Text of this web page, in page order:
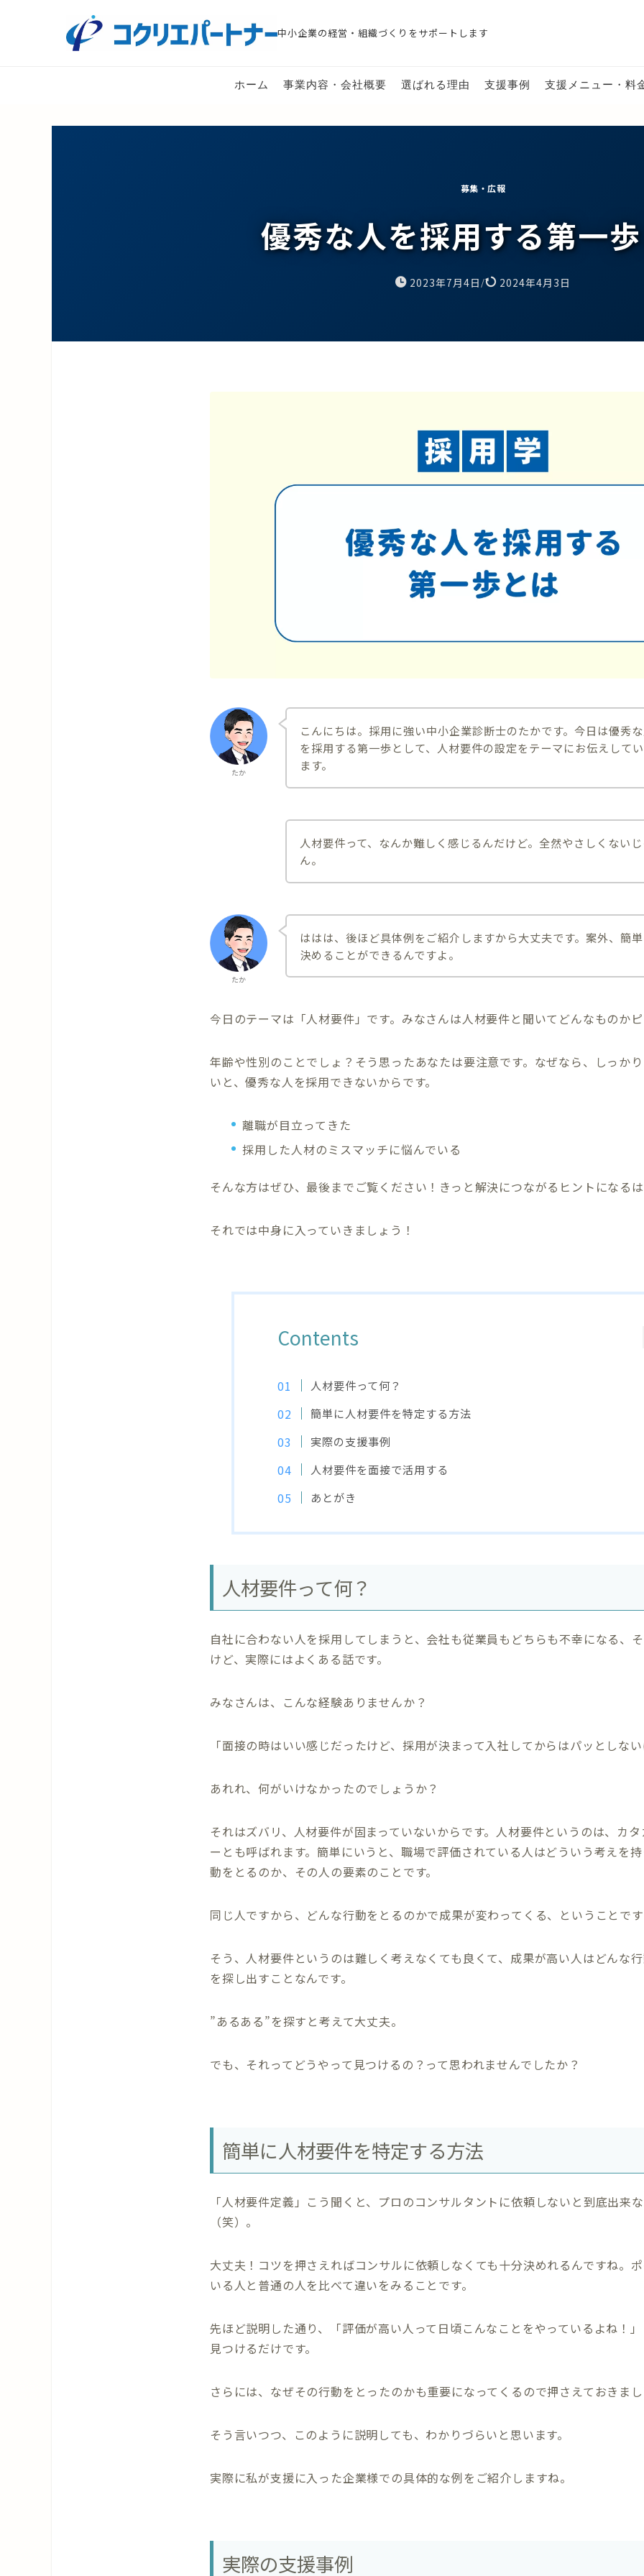
中小企業の経営・組織づくりをサポートします
ホーム 事業内容・会社概要 選ばれる理由 支援事例 支援メニュー・料
募集・広報
優秀な人を採用する第一
2023年7月4日 / 2024年4月3日
たか
こんにちは。採用に強い中小企業診断士のたかです。今日は優秀
を採用する第一歩として、人材要件の設定をテーマにお伝えして
ます。
人材要件って、なんか難しく感じるんだけど。全然やさしくないじ
ん。
たか
ははは、後ほど具体例をご紹介しますから大丈夫です。案外、簡
決めることができるんですよ。
今日のテーマは「人材要件」です。みなさんは人材要件と聞いてどんなものか
年齢や性別のことでしょ？そう思ったあなたは要注意です。なぜなら、しっか
いと、優秀な人を採用できないからです。
離職が目立ってきた
採用した人材のミスマッチに悩んでいる
そんな方はぜひ、最後までご覧ください！きっと解決につながるヒントになるは
それでは中身に入っていきましょう！
Contents
人材要件って何？
簡単に人材要件を特定する方法
実際の支援事例
人材要件を面接で活用する
あとがき
人材要件って何？
自社に合わない人を採用してしまうと、会社も従業員もどちらも不幸になる、
けど、実際にはよくある話です。
みなさんは、こんな経験ありませんか？
「面接の時はいい感じだったけど、採用が決まって入社してからはパッとしない
あれれ、何がいけなかったのでしょうか？
それはズバリ、人材要件が固まっていないからです。人材要件というのは、カ
ーとも呼ばれます。簡単にいうと、職場で評価されている人はどういう考えを
動をとるのか、その人の要素のことです。
同じ人ですから、どんな行動をとるのかで成果が変わってくる、ということです
そう、人材要件というのは難しく考えなくても良くて、成果が高い人はどんな
を探し出すことなんです。
”あるある”を探すと考えて大丈夫。
でも、それってどうやって見つけるの？って思われませんでしたか？
簡単に人材要件を特定する方法
「人材要件定義」こう聞くと、プロのコンサルタントに依頼しないと到底出来
（笑）。
大丈夫！コツを押さえればコンサルに依頼しなくても十分決めれるんですね。
いる人と普通の人を比べて違いをみることです。
先ほど説明した通り、「評価が高い人って日頃こんなことをやっているよね！
見つけるだけです。
さらには、なぜその行動をとったのかも重要になってくるので押さえておきまし
そう言いつつ、このように説明しても、わかりづらいと思います。
実際に私が支援に入った企業様での具体的な例をご紹介しますね。
実際の支援事例